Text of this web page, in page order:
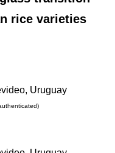
rice varieties
Uruguay